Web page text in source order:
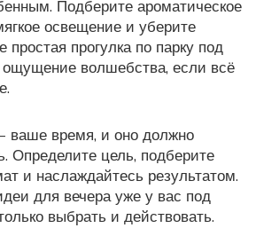
Подберите ароматическое
освещение и уберите
прогулка по парку под
ощущение волшебства, если всё
ваше время, и оно должно
Определите цель, подберите
и наслаждайтесь результатом.
для вечера уже у вас под
выбрать и действовать.